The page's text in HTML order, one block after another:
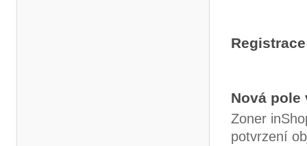
Nová pole
Zoner
potvrzení